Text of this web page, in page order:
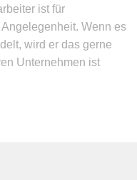
ist für
Wenn es
wird er das gerne
Unternehmen ist